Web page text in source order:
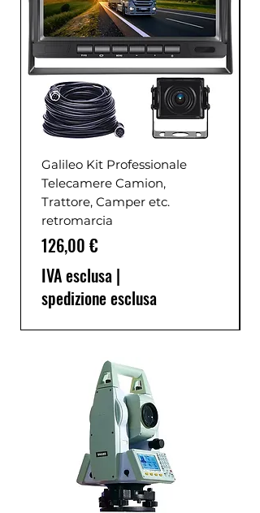
Galileo Kit Professionale
Telecamere Camion,
Trattore, Camper etc.
retromarcia
Prezzo
126,00 €
IVA esclusa |
spedizione esclusa